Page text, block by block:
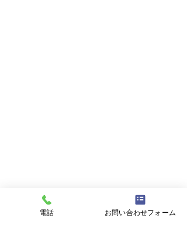
電話 お問い合わせフォーム